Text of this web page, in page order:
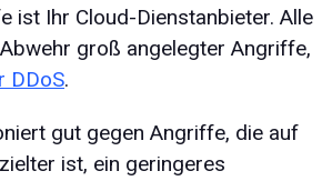
ist Ihr Cloud-Dienstanbieter. Alle
groß angelegter Angriffe,
DDoS.
gut gegen Angriffe, die auf
ist, ein geringeres